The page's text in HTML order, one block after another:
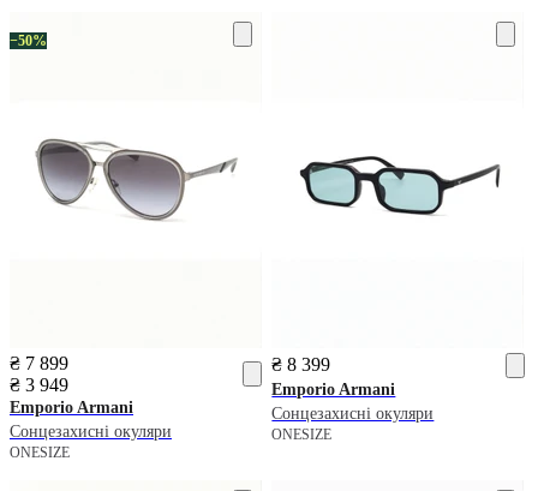
−50%
₴ 7 899
₴ 3 949
Emporio Armani
Сонцезахисні окуляри
ONESIZE
₴ 8 399
Emporio Armani
Сонцезахисні окуляри
ONESIZE